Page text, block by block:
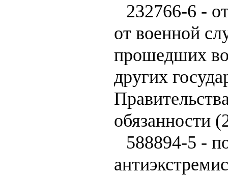
232766-6 -
от военной
прошедших
других
обязанности
588894-5 -